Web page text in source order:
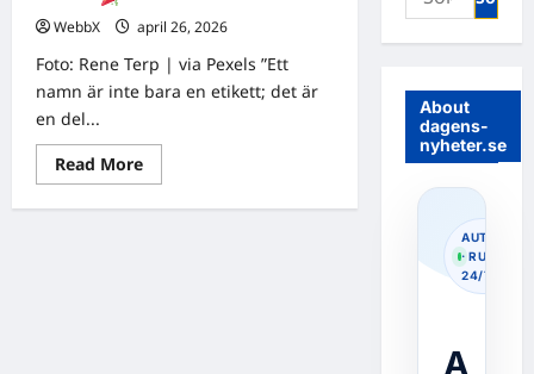
WebbX
april 26, 2026
Foto: Rene Terp | via Pexels ”Ett
namn är inte bara en etikett; det är
en del...
Read MoreRead
more
Grattis
efter:
About
dagens-
nyheter.se
· RUNNING
24/7
A